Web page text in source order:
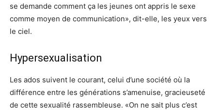
se demande comment ça les jeunes ont appris le sexe
comme moyen de communication», dit-elle, les yeux vers
le ciel.
Hypersexualisation
Les ados suivent le courant, celui d’une société où la
différence entre les générations s’amenuise, gracieuseté
de cette sexualité rassembleuse. «On ne sait plus c’est